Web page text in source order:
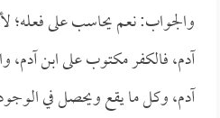
والجواب: نعم يحاسب على
آدم، فالكفر مكتوب على ابن
آدم، وكل ما يقع ويحصل في